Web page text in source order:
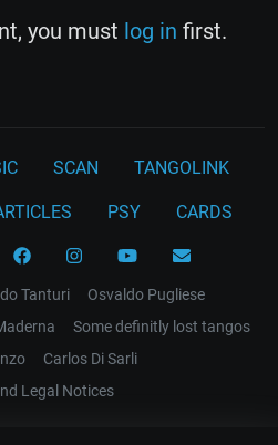
you must log in first.
SCAN TANGOLINK
PSY CARDS
Tanturi
Osvaldo Pugliese
Some definitly lost tangos
Carlos Di Sarli
Legal Notices